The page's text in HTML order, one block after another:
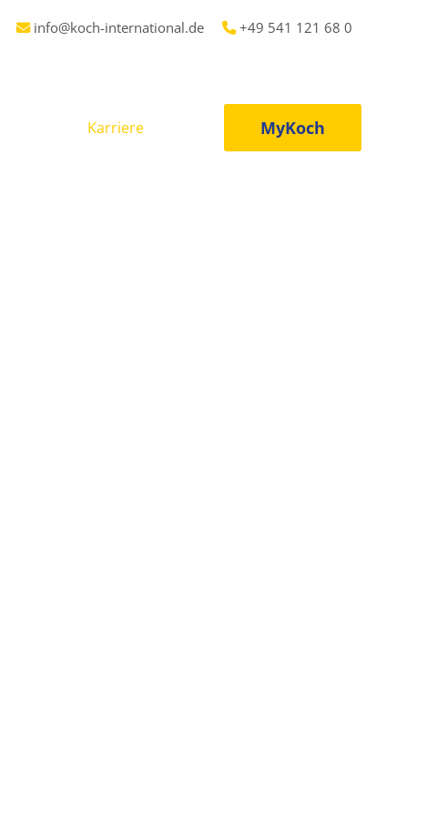
info@koch-international.de +49 541 121 68 0
Karriere MyKoch